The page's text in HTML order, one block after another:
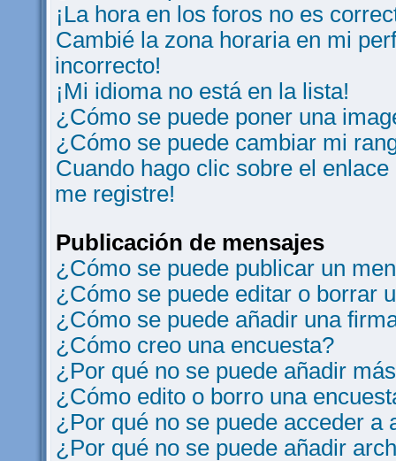
¡La hora en los foros no es
Cambié la zona horaria en mi
incorrecto!
¡Mi idioma no está en la lista!
¿Cómo se puede poner una
¿Cómo se puede cambiar mi
Cuando hago clic sobre el
me registre!
Publicación de mensajes
¿Cómo se puede publicar un
¿Cómo se puede editar o borrar
¿Cómo se puede añadir una
¿Cómo creo una encuesta?
¿Por qué no se puede añadir
¿Cómo edito o borro una
¿Por qué no se puede acceder a
¿Por qué no se puede añadir